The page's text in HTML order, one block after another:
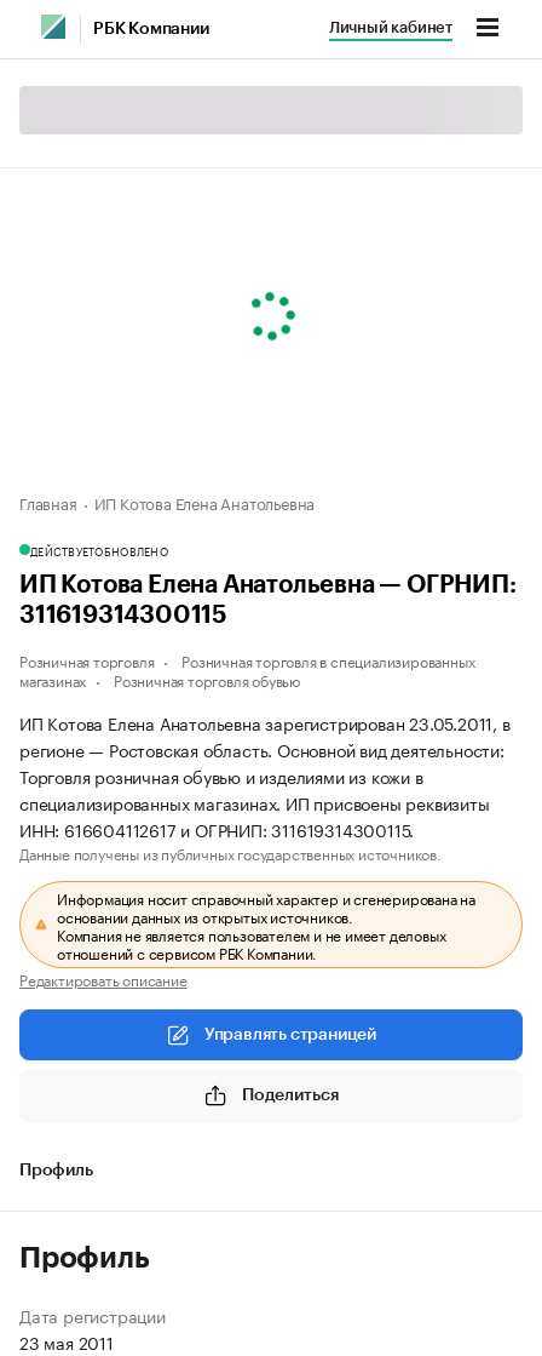
РБК Компании Личный кабинет
Главная ИП Котова Елена Анатольевна
ДЕЙСТВУЕТОБНОВЛЕНО
ИП Котова Елена Анатольевна — ОГРНИП:
311619314300115
Розничная торговля
Розничная торговля в специализированных
магазинах
Розничная торговля обувью
ИП Котова Елена Анатольевна зарегистрирован 23.05.2011, в
регионе — Ростовская область. Основной вид деятельности:
Торговля розничная обувью и изделиями из кожи в
специализированных магазинах. ИП присвоены реквизиты
ИНН: 616604112617 и ОГРНИП: 311619314300115.
Данные получены из публичных государственных источников.
Информация носит справочный характер и сгенерирована на
основании данных из открытых источников.
Компания не является пользователем и не имеет деловых
отношений с сервисом РБК Компании.
Редактировать описание
Управлять страницей
Поделиться
Профиль
Профиль
Дата регистрации
23 мая 2011